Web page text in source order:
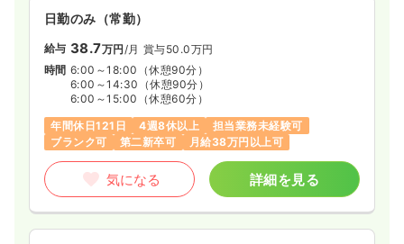
日勤のみ（常勤）
給与 38.7万円/月 賞与50.0万円
時間 6:00～18:00 （休憩90分）
6:00～14:30 （休憩90分）
6:00～15:00 （休憩60分）
年間休日121日
4週8休以上
担当業務未経験可
ブランク可
第二新卒可 月給38万円以上可
気になる 詳細を見る